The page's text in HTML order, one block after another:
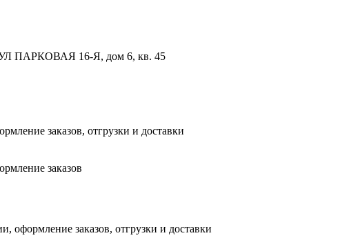
ПАРКОВАЯ 16-Я, дом 6, кв. 45
заказов, отгрузки и доставки
заказов
оформление заказов, отгрузки и доставки